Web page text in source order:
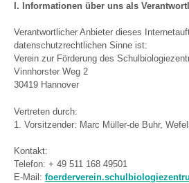
I. Informationen über uns als
Verantwortlicher Anbieter dieses
datenschutzrechtlichen Sinne ist:
Verein zur Förderung des
Vinnhorster Weg 2
30419 Hannover
Vertreten durch:
1. Vorsitzender: Marc Müller-de Buhr,
Kontakt:
Telefon: + 49 511 168 49501
E-Mail: